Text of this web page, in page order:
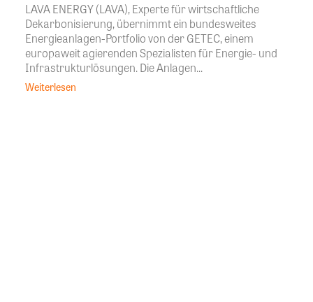
LAVA ENERGY (LAVA), Experte für wirtschaftliche
Dekarbonisierung, übernimmt ein bundesweites
Energieanlagen-Portfolio von der GETEC, einem
europaweit agierenden Spezialisten für Energie- und
Infrastrukturlösungen. Die Anlagen...
Weiterlesen